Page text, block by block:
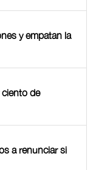
y empatan la
de
a renunciar si